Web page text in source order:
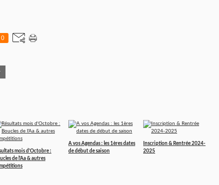
0
mois d'Octobre :
de l'Aa & autres
A vos Agendas : les 1ères dates
de début de saison
Inscription & Rentrée 2024-
2025